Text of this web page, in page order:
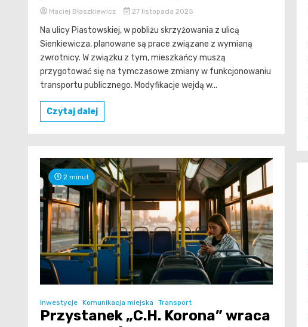
Maciej Błaszkiewicz 27 listopada 2025
Na ulicy Piastowskiej, w pobliżu skrzyżowania z ulicą
Sienkiewicza, planowane są prace związane z wymianą
zwrotnicy. W związku z tym, mieszkańcy muszą
przygotować się na tymczasowe zmiany w funkcjonowaniu
transportu publicznego. Modyfikacje wejdą w...
Czytaj dalej
2 minut
Inwestycje Komunikacja miejska Transport
Przystanek „C.H. Korona” wraca